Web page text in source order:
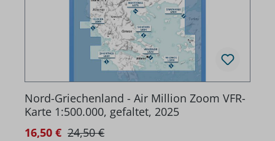
Nord-Griechenland - Air Million Zoom VFR-
Karte 1:500.000, gefaltet, 2025
Verkaufspreis:
16,50 € Regulärer Preis:
24,50 €